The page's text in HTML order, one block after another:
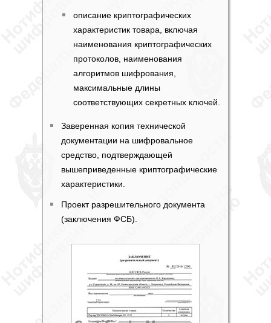
описание криптографических
характеристик товара, включая
наименования криптографических
протоколов, наименования
алгоритмов шифрования,
максимальные длины
соответствующих секретных ключей.
Заверенная копия технической
документации на шифровальное
средство, подтверждающей
вышеприведенные криптографические
характеристики.
Проект разрешительного документа
(заключения ФСБ)